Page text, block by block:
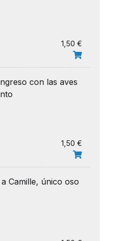
1,50 €
con las aves
1,50 €
Camille, único oso